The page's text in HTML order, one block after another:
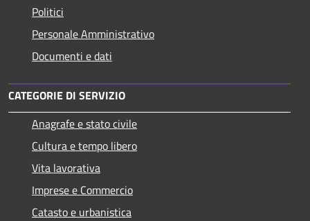
Politici
Personale Amministrativo
Documenti e dati
CATEGORIE DI SERVIZIO
Anagrafe e stato civile
Cultura e tempo libero
Vita lavorativa
Imprese e Commercio
Catasto e urbanistica